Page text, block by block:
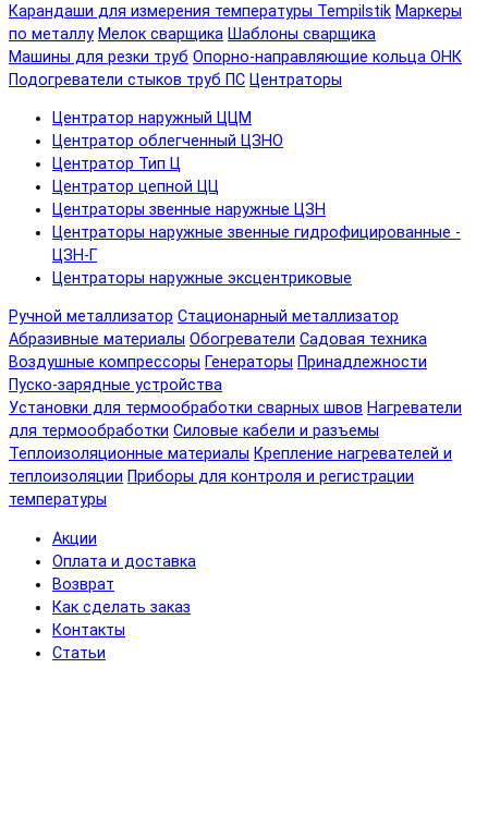
Карандаши для измерения температуры Tempilstik Маркеры
по металлу Мелок сварщика Шаблоны сварщика
Машины для резки труб Опорно-направляющие кольца ОНК
Подогреватели стыков труб ПС Центраторы
Центратор наружный ЦЦМ
Центратор облегченный ЦЗНО
Центратор Тип Ц
Центратор цепной ЦЦ
Центраторы звенные наружные ЦЗН
Центраторы наружные звенные гидрофицированные -
ЦЗН-Г
Центраторы наружные эксцентриковые
Ручной металлизатор Стационарный металлизатор
Абразивные материалы Обогреватели Садовая техника
Воздушные компрессоры Генераторы Принадлежности
Пуско-зарядные устройства
Установки для термообработки сварных швов Нагреватели
для термообработки Силовые кабели и разъемы
Теплоизоляционные материалы Крепление нагревателей и
теплоизоляции Приборы для контроля и регистрации
температуры
Акции
Оплата и доставка
Возврат
Как сделать заказ
Контакты
Статьи